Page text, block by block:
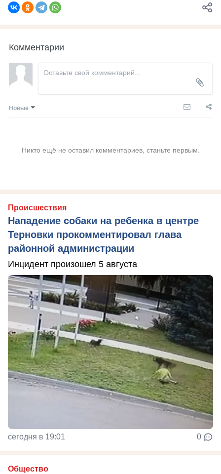
Комментарии
Новые
Никто ещё не оставил комментариев, станьте первым.
Происшествия
Нападение собаки на ребенка в центре
Терновки прокомментировал глава
районной администрации
Инцидент произошел 5 августа
сегодня в 19:01 0
Общество